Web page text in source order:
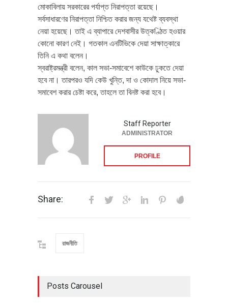
মোকাবিলায় সরকারের পর্যাপ্ত নিরাপত্তা রয়েছে।
সর্বসাধারণের নিরাপত্তা নিশ্চিত করার জন্য যথেষ্ট ব্যবস্থা
নেয়া হয়েছে। তাই এ ব্যাপারে দেশবাসীর উত্কণ্ঠিত হওয়ার
কোনো কারণ নেই। গতকাল এনটিভিকে দেয়া সাক্ষাত্কারে
তিনি এ কথা বলেন।
স্বরাষ্ট্রমন্ত্রী বলেন, কাল সভা-সমাবেশে কাউকে ঢুকতে দেয়া
হবে না। তারপরও যদি কেউ খুন্তি, দা ও কোদাল নিয়ে সভা-
সমাবেশ করার চেষ্টা করে, তাহলে তা বিনষ্ট করা হবে।
Staff Reporter
ADMINISTRATOR
PROFILE
Share:
রাজনীতি
Posts Carousel